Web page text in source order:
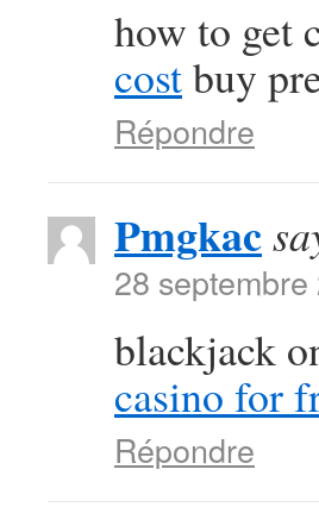
how to get
costbuy
Répondre
Pmgkac
28
blackjack
casino for
Répondre